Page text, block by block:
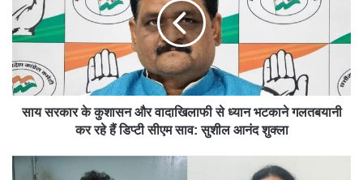
साय सरकार के कुशासन और वादाखिलाफी से ध्यान भटकाने गलतबयानी
कर रहे हैं डिप्टी सीएम साव: सुशील आनंद शुक्ला